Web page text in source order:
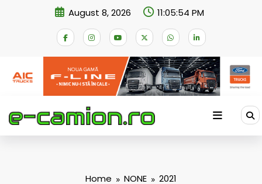
August 8, 2026 11:05:55 PM
Home NONE
2021